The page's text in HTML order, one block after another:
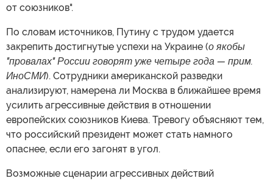
от союзников".
По словам источников, Путину с трудом удается
закрепить достигнутые успехи на Украине (о якобы
"провалах" России говорят уже четыре года — прим.
ИноСМИ). Сотрудники американской разведки
анализируют, намерена ли Москва в ближайшее время
усилить агрессивные действия в отношении
европейских союзников Киева. Тревогу объясняют тем,
что российский президент может стать намного
опаснее, если его загонят в угол.
Возможные сценарии агрессивных действий